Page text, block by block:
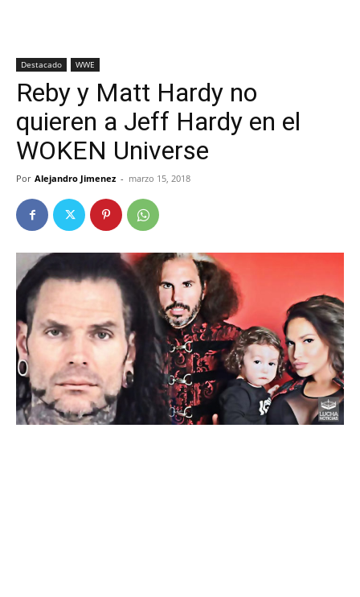
Destacado WWE
Reby y Matt Hardy no
quieren a Jeff Hardy en el
WOKEN Universe
Por Alejandro Jimenez - marzo 15, 2018